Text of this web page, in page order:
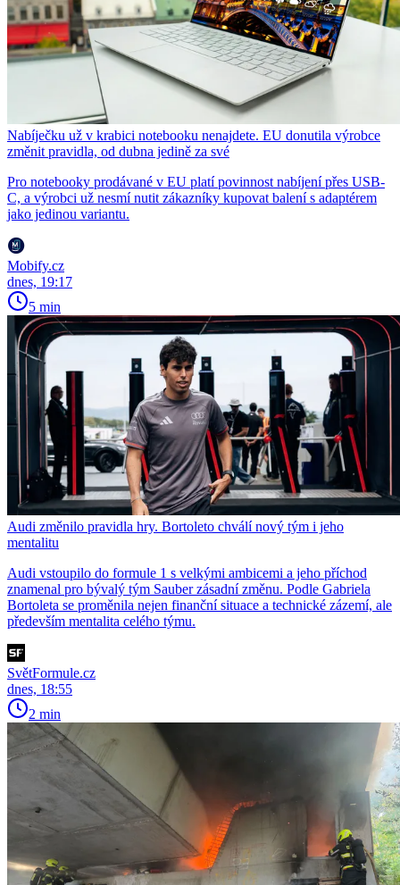
Nabíječku už v krabici notebooku nenajdete. EU donutila výrobce
změnit pravidla, od dubna jedině za své
Pro notebooky prodávané v EU platí povinnost nabíjení přes USB-
C, a výrobci už nesmí nutit zákazníky kupovat balení s adaptérem
jako jedinou variantu.
Mobify.cz
dnes, 19:17
5 min
Audi změnilo pravidla hry. Bortoleto chválí nový tým i jeho
mentalitu
Audi vstoupilo do formule 1 s velkými ambicemi a jeho příchod
znamenal pro bývalý tým Sauber zásadní změnu. Podle Gabriela
Bortoleta se proměnila nejen finanční situace a technické zázemí, ale
především mentalita celého týmu.
SvětFormule.cz
dnes, 18:55
2 min